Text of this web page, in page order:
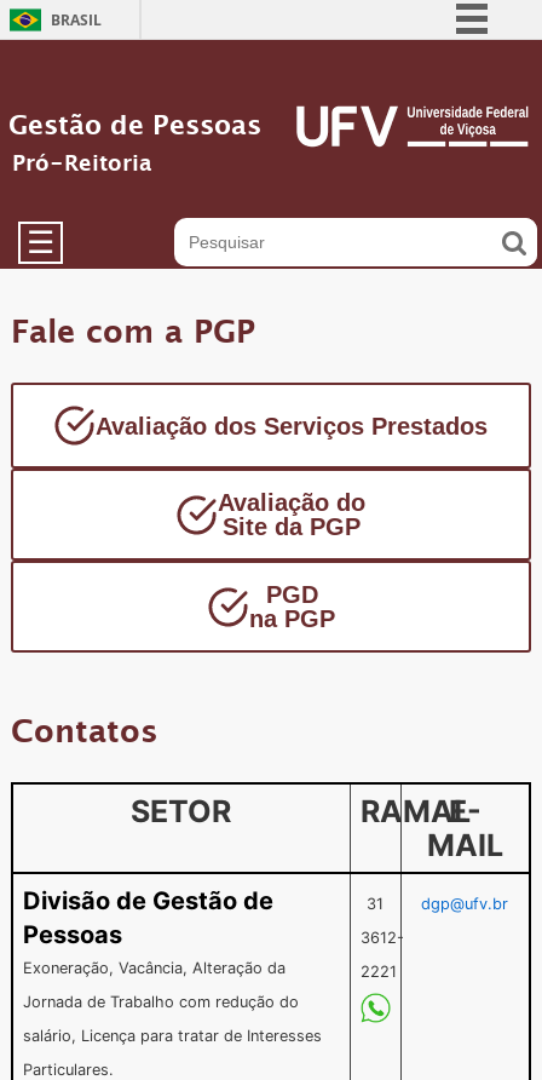
BRASIL
Participe
Legislação
Gestão de Pessoas
Pró-Reitoria
☰
Fale com a PGP
Avaliação dos Serviços Prestados
Avaliação do
Site da PGP
PGD
na PGP
Contatos
SETOR RAMAL
E-
MAIL
Divisão de Gestão de
Pessoas
Exoneração, Vacância, Alteração da
Jornada de Trabalho com redução do
salário, Licença para tratar de Interesses
Particulares.
31
3612-
2221
dgp@ufv.br